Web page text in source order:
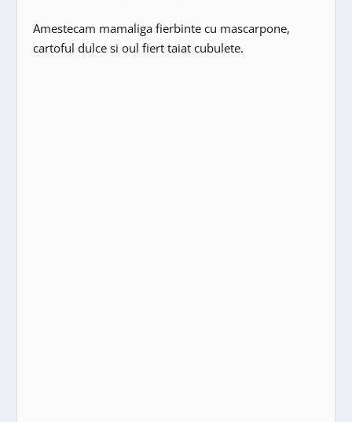
Amestecam mamaliga fierbinte cu mascarpone,
cartoful dulce si oul fiert taiat cubulete.